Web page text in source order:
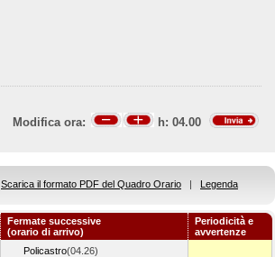
Modifica ora: h: 04.00
Scarica il formato PDF del Quadro Orario | Legenda
Fermate successive
(orario di arrivo)
Periodicità e
avvertenze
Policastro(04.26)